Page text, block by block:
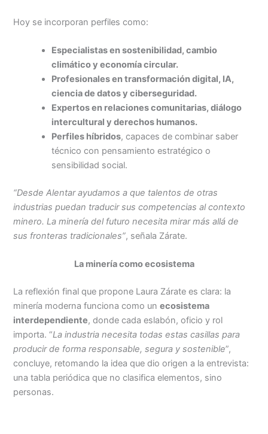
Hoy se incorporan perfiles como:
Especialistas en sostenibilidad, cambio
climático y economía circular.
Profesionales en transformación digital, IA,
ciencia de datos y ciberseguridad.
Expertos en relaciones comunitarias, diálogo
intercultural y derechos humanos.
Perfiles híbridos, capaces de combinar saber
técnico con pensamiento estratégico o
sensibilidad social.
“Desde Alentar ayudamos a que talentos de otras
industrias puedan traducir sus competencias al contexto
minero. La minería del futuro necesita mirar más allá de
sus fronteras tradicionales”, señala Zárate.
La minería como ecosistema
La reflexión final que propone Laura Zárate es clara: la
minería moderna funciona como unecosistema
interdependiente, donde cada eslabón, oficio y rol
importa. “La industria necesita todas estas casillas para
producir de forma responsable, segura y sostenible”,
concluye, retomando la idea que dio origen a la entrevista:
una tabla periódica que no clasifica elementos, sino
personas.